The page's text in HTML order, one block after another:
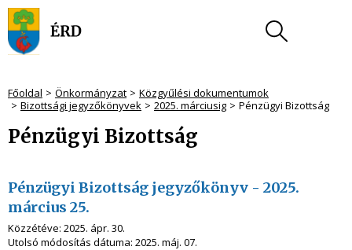
Főoldal Önkormányzat
Közgyűlési dokumentumok
Bizottsági jegyzőkönyvek
2025. márciusig Pénzügyi Bizottság
Pénzügyi Bizottság
Pénzügyi Bizottság jegyzőkönyv - 2025.
március 25.
Közzétéve: 2025. ápr. 30.
Utolsó módosítás dátuma: 2025. máj. 07.